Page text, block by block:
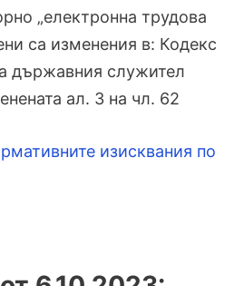
„електронна трудова
са изменения в: Кодекс
държавния служител
ал. 3 на чл. 62
изисквания по